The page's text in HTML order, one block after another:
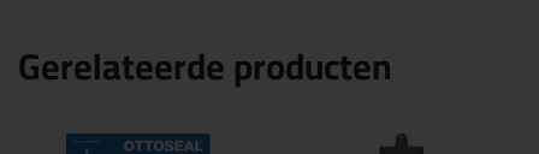
Gerelateerde producten